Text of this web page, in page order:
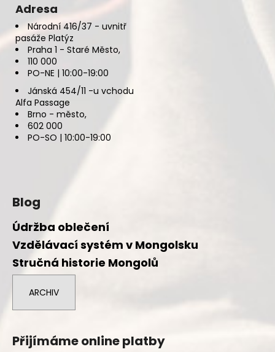
Adresa
Národní 416/37 - uvnitř
pasáže Platýz
Praha 1 - Staré Město,
110 000
PO-NE | 10:00-19:00
Jánská 454/11 -u vchodu
Alfa Passage
Brno - město,
602 000
PO-SO | 10:00-19:00
Blog
Údržba oblečení
Vzdělávací systém v Mongolsku
Stručná historie Mongolů
ARCHIV
Přijímáme online platby